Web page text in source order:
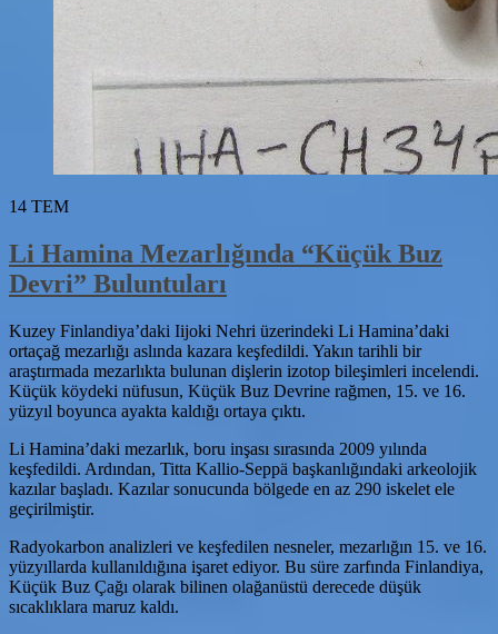
14 TEM
Li Hamina Mezarlığında “Küçük Buz
Devri” Buluntuları
Kuzey Finlandiya’daki Iijoki Nehri üzerindeki Li Hamina’daki
ortaçağ mezarlığı aslında kazara keşfedildi. Yakın tarihli bir
araştırmada mezarlıkta bulunan dişlerin izotop bileşimleri incelendi.
Küçük köydeki nüfusun, Küçük Buz Devrine rağmen, 15. ve 16.
yüzyıl boyunca ayakta kaldığı ortaya çıktı.
Li Hamina’daki mezarlık, boru inşası sırasında 2009 yılında
keşfedildi. Ardından, Titta Kallio-Seppä başkanlığındaki arkeolojik
kazılar başladı. Kazılar sonucunda bölgede en az 290 iskelet ele
geçirilmiştir.
Radyokarbon analizleri ve keşfedilen nesneler, mezarlığın 15. ve 16.
yüzyıllarda kullanıldığına işaret ediyor. Bu süre zarfında Finlandiya,
Küçük Buz Çağı olarak bilinen olağanüstü derecede düşük
sıcaklıklara maruz kaldı.